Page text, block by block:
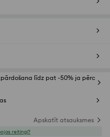
līdz pat -50% ja pērc
Apskatīt atsauksmes
reitingi?